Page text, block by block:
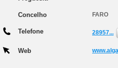
Concelho FARO
Telefone 28957...
Web